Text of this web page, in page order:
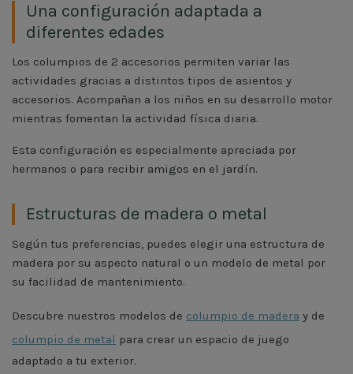
Una configuración adaptada a
diferentes edades
Los columpios de 2 accesorios permiten variar las
actividades gracias a distintos tipos de asientos y
accesorios. Acompañan a los niños en su desarrollo motor
mientras fomentan la actividad física diaria.
Esta configuración es especialmente apreciada por
hermanos o para recibir amigos en el jardín.
Estructuras de madera o metal
Según tus preferencias, puedes elegir una estructura de
madera por su aspecto natural o un modelo de metal por
su facilidad de mantenimiento.
Descubre nuestros modelos de columpio de madera y de
columpio de metal para crear un espacio de juego
adaptado a tu exterior.